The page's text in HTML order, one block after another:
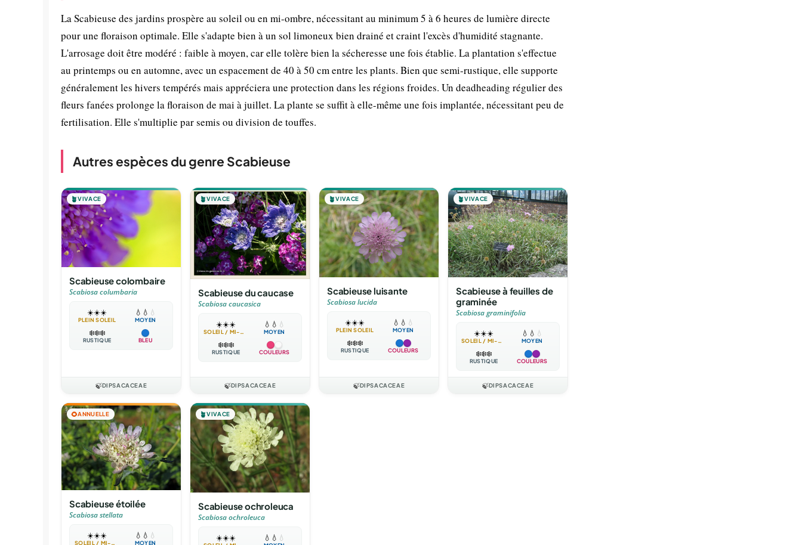
La Scabieuse des jardins prospère au soleil ou en mi-ombre, nécessitant au minimum 5 à 6 heures de lumière directe
pour une floraison optimale. Elle s'adapte bien à un sol limoneux bien drainé et craint l'excès d'humidité stagnante.
L'arrosage doit être modéré : faible à moyen, car elle tolère bien la sécheresse une fois établie. La plantation s'effectue
au printemps ou en automne, avec un espacement de 40 à 50 cm entre les plants. Bien que semi-rustique, elle supporte
généralement les hivers tempérés mais appréciera une protection dans les régions froides. Un deadheading régulier des
fleurs fanées prolonge la floraison de mai à juillet. La plante se suffit à elle-même une fois implantée, nécessitant peu de
fertilisation. Elle s'multiplie par semis ou division de touffes.
Autres espèces du genre Scabieuse
🪴VIVACE
Scabieuse colombaire
Scabiosa columbaria
☀️☀️☀️
PLEIN SOLEIL
💧 💧 💧
MOYEN
❄️❄️❄️
RUSTIQUE BLEU
🍃DIPSACACEAE
🪴VIVACE
Scabieuse du caucase
Scabiosa caucasica
☀️☀️☀️
SOLEIL / MI-OMBRE
💧 💧 💧
MOYEN
❄️❄️❄️
RUSTIQUE COULEURS
🍃DIPSACACEAE
🪴VIVACE
Scabieuse luisante
Scabiosa lucida
☀️☀️☀️
PLEIN SOLEIL
💧 💧 💧
MOYEN
❄️❄️❄️
RUSTIQUE COULEURS
🍃DIPSACACEAE
🪴VIVACE
Scabieuse à feuilles de
graminée
Scabiosa graminifolia
☀️☀️☀️
SOLEIL / MI-OMBRE
💧 💧 💧
MOYEN
❄️❄️❄️
RUSTIQUE COULEURS
🍃DIPSACACEAE
🌻ANNUELLE
Scabieuse étoilée
Scabiosa stellata
☀️☀️☀️
SOLEIL / MI-OMBRE
💧 💧 💧
MOYEN
🪴VIVACE
Scabieuse ochroleuca
Scabiosa ochroleuca
☀️☀️☀️ 💧 💧 💧